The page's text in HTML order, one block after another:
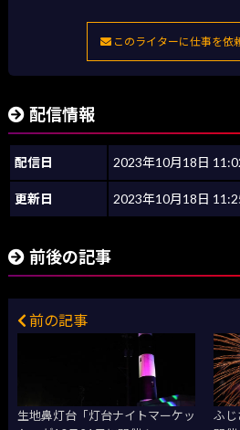
このライターに仕事を依
配信情報
配信日 2023年10月18日
更新日 2023年10月18日
前後の記事
前の記事
生地鼻灯台「灯台ナイトマーケッ
ふ